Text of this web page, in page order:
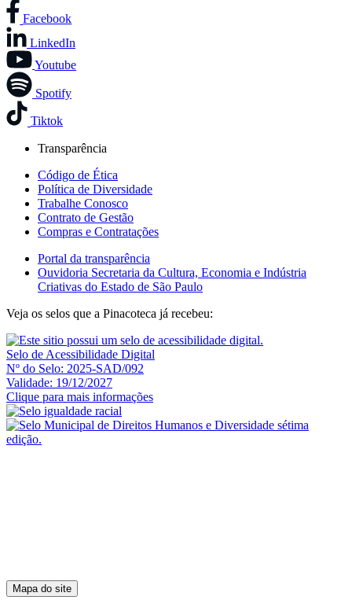
Facebook
LinkedIn
Youtube
Spotify
Tiktok
Transparência
Código de Ética
Política de Diversidade
Trabalhe Conosco
Contrato de Gestão
Compras e Contratações
Portal da transparência
Ouvidoria Secretaria da Cultura, Economia e Indústria
Criativas do Estado de São Paulo
Veja os selos que a Pinacoteca já recebeu:
Selo de Acessibilidade Digital
Nº do Selo: 2025-SAD/092
Validade: 19/12/2027
Clique para mais informações
Mapa do site